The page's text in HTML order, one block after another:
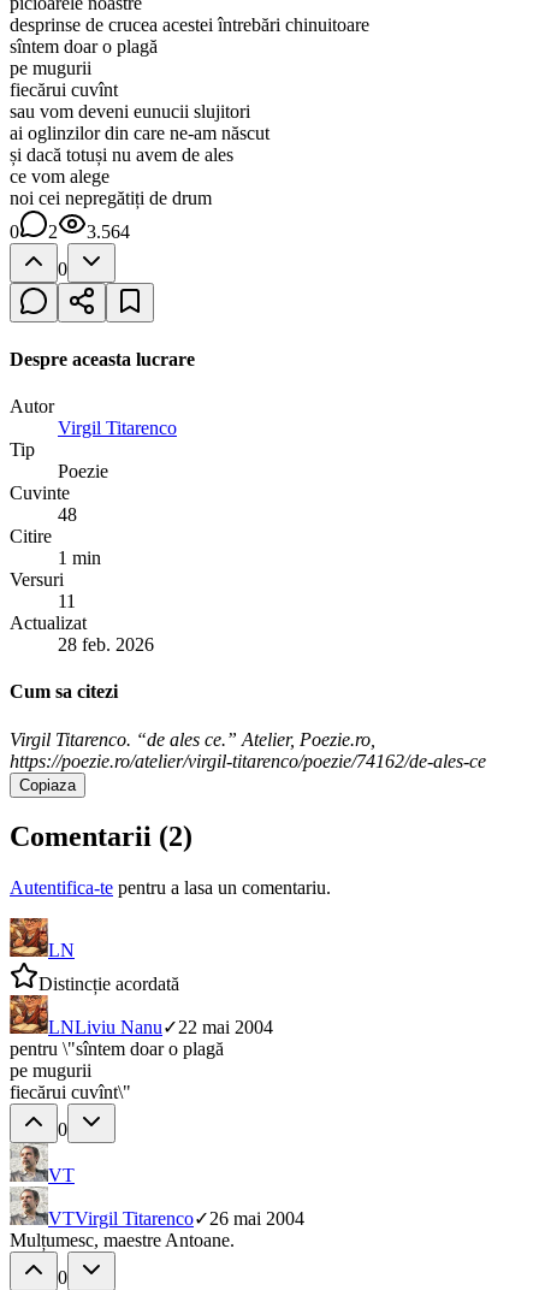
desprinse de crucea acestei întrebări chinuitoare
sîntem doar o plagă
pe mugurii
fiecărui cuvînt
sau vom deveni eunucii slujitori
ai oglinzilor din care ne-am născut
și dacă totuși nu avem de ales
ce vom alege
noi cei nepregătiți de drum
0
2
3.564
0
Despre aceasta lucrare
Autor
Virgil Titarenco
Tip
Poezie
Cuvinte
48
Citire
1 min
Versuri
11
Actualizat
28 feb. 2026
Cum sa citezi
Virgil Titarenco. “de ales ce.” Atelier, Poezie.ro,
https://poezie.ro/atelier/virgil-titarenco/poezie/74162/de-ales-ce
Copiaza
Comentarii (2)
Autentifica-te pentru a lasa un comentariu.
LN
Distincție acordată
LNLiviu Nanu✓22 mai 2004
pentru \"sîntem doar o plagă
pe mugurii
fiecărui cuvînt\"
0
VT
VTVirgil Titarenco✓26 mai 2004
Mulțumesc, maestre Antoane.
0